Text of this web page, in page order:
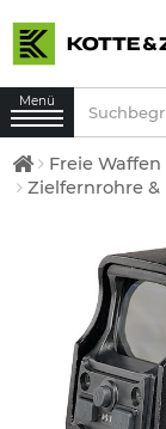
Menü
Freie Waffen
Zielfernrohre &